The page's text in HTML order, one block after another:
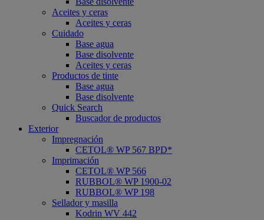
Aceites y ceras
Aceites y ceras
Cuidado
Base agua
Base disolvente
Aceites y ceras
Productos de tinte
Base agua
Base disolvente
Quick Search
Buscador de productos
Exterior
Impregnación
CETOL® WP 567 BPD*
Imprimación
CETOL® WP 566
RUBBOL® WP 1900-02
RUBBOL® WP 198
Sellador y masilla
Kodrin WV 442